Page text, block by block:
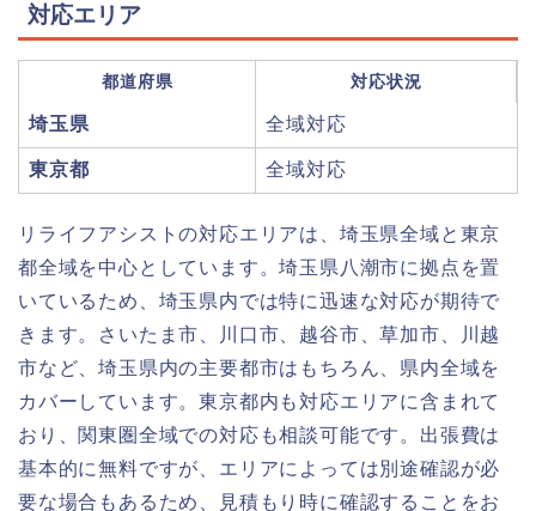
対応エリア
都道府県 対応状況
埼玉県 全域対応
東京都 全域対応
リライフアシストの対応エリアは、埼玉県全域と東京
都全域を中心としています。埼玉県八潮市に拠点を置
いているため、埼玉県内では特に迅速な対応が期待で
きます。さいたま市、川口市、越谷市、草加市、川越
市など、埼玉県内の主要都市はもちろん、県内全域を
カバーしています。東京都内も対応エリアに含まれて
おり、関東圏全域での対応も相談可能です。出張費は
基本的に無料ですが、エリアによっては別途確認が必
要な場合もあるため、見積もり時に確認することをお